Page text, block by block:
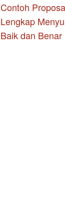
Contoh
Lengkap
Baik dan Benar